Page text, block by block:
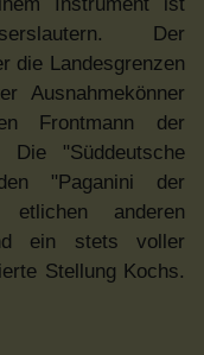
Der
die Landesgrenzen
Ausnahmekönner
Frontmann der
Die "Süddeutsche
"Paganini der
etlichen anderen
ein stets voller
Stellung Kochs.